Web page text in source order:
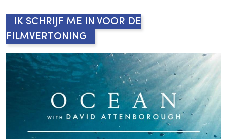
IK SCHRIJF ME IN VOOR DE
FILMVERTONING